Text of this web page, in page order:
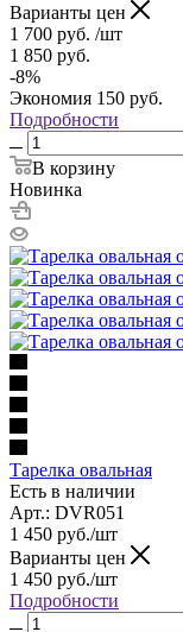
Варианты цен
1 700 руб. /шт
1 850 руб.
-8%
Экономия 150 руб.
Подробности
В корзину
Новинка
Тарелка овальная
Есть в наличии
Арт.: DVR051
1 450 руб./шт
Варианты цен
1 450 руб./шт
Подробности